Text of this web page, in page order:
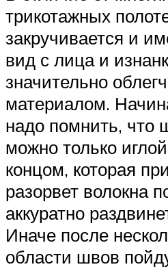
трикотажных
закручивается и
вид с лица и
значительно
материалом.
надо помнить, что
можно только
концом, которая
разорвет волокна
аккуратно
Иначе после
области швов